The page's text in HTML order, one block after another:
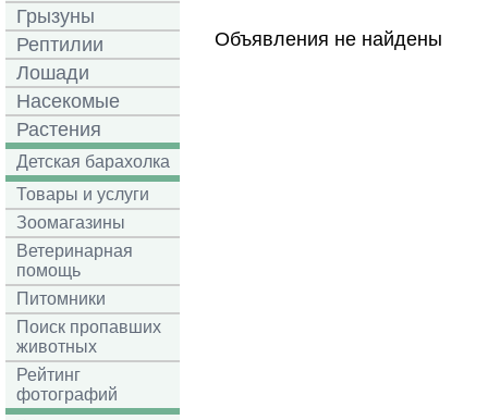
Грызуны
Рептилии
Лошади
Насекомые
Растения
Детская барахолка
Товары и услуги
Зоомагазины
Ветеринарная
помощь
Питомники
Поиск пропавших
животных
Рейтинг
фотографий
Объявления не найдены